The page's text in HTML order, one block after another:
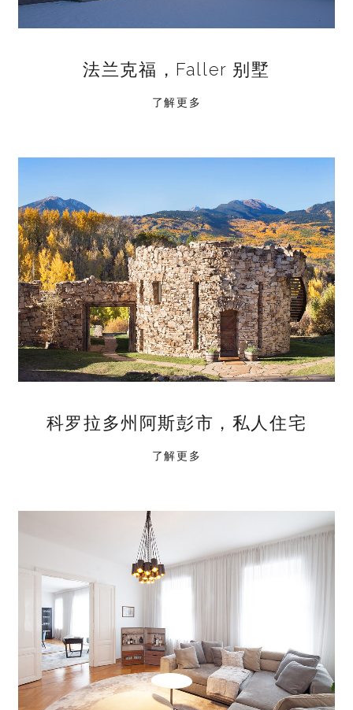
法兰克福，Faller 别墅
了解更多
科罗拉多州阿斯彭市，私人住宅
了解更多